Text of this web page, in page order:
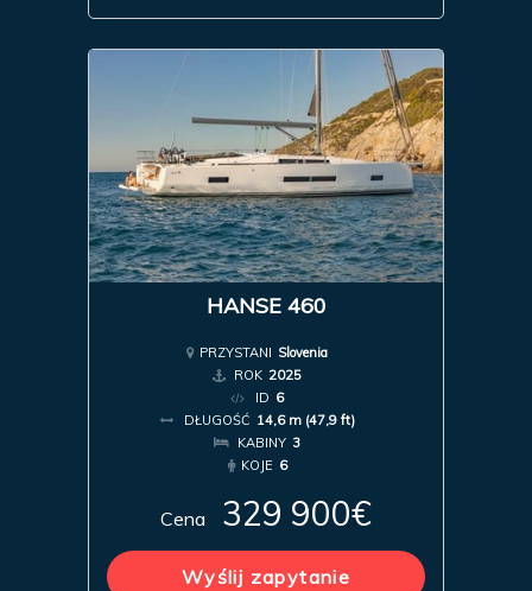
HANSE 460
PRZYSTANI Slovenia
ROK 2025
ID 6
DŁUGOŚĆ 14,6 m (47,9 ft)
KABINY 3
KOJE 6
Cena 329 900€
Wyślij zapytanie